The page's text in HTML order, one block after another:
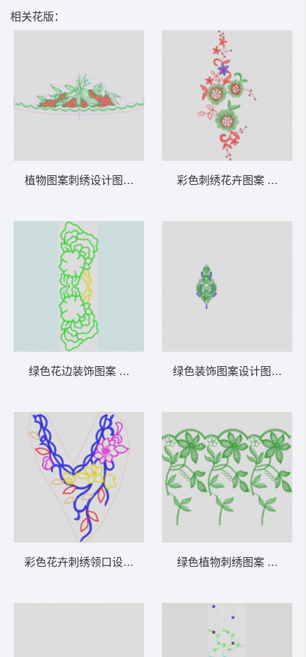
相关花版：
植物图案刺绣设计图 裙摆
绿色花边装饰图案 曲线花朵
彩色花卉刺绣领口设计 衣领
彩色刺绣花卉图案 亮片 珠
绿色装饰图案设计图 古典
绿色植物刺绣图案 条码